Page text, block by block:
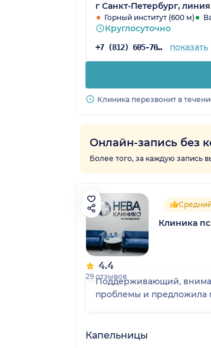
г Санкт-Петербург,
Горный институт (600 м)
Круглосуточно
+7 (812) 605-70-92 показать
Клиника перезвонит в
Онлайн-запись без
Более того, за каждую запись
4.4
29 отзывов
Клиника
Поддерживающий,
проблемы и предложила
Капельницы